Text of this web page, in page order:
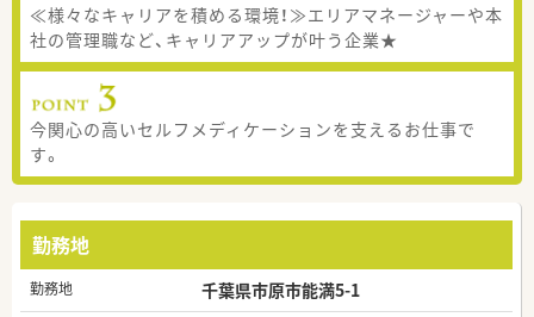
≪様々なキャリアを積める環境！≫エリアマネージャーや本
社の管理職など、キャリアアップが叶う企業★
今関心の高いセルフメディケーションを支えるお仕事で
す。
勤務地
勤務地 千葉県市原市能満5-1